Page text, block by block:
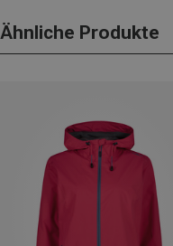
Ähnliche Produkte